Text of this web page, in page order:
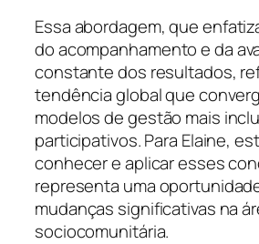
Essa abordagem, que
do acompanhamento e da
constante dos resultados,
tendência global que
modelos de gestão mais
participativos. Para Elaine,
conhecer e aplicar esses
representa uma
mudanças significativas na
sociocomunitária.